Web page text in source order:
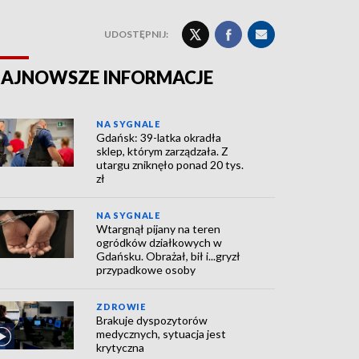
UDOSTĘPNIJ:
INFORMACJE
NA SYGNALE
Gdańsk: 39-latka okradła
sklep, którym zarządzała. Z
utargu zniknęło ponad 20 tys.
zł
NA SYGNALE
Wtargnął pijany na teren
ogródków działkowych w
Gdańsku. Obrażał, bił i...gryzł
przypadkowe osoby
ZDROWIE
Brakuje dyspozytorów
medycznych, sytuacja jest
krytyczna